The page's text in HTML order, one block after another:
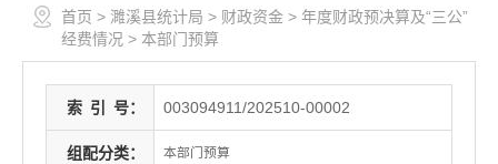
首页 > 濉溪县统计局 > 财政资金 > 年度财政预决算及“三公”
经费情况 > 本部门预算
索 引 号： 003094911/202510-00002
组配分类： 本部门预算